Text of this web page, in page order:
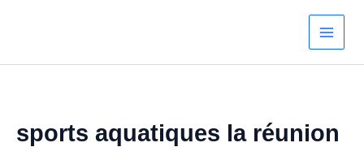
sports aquatiques la réunion